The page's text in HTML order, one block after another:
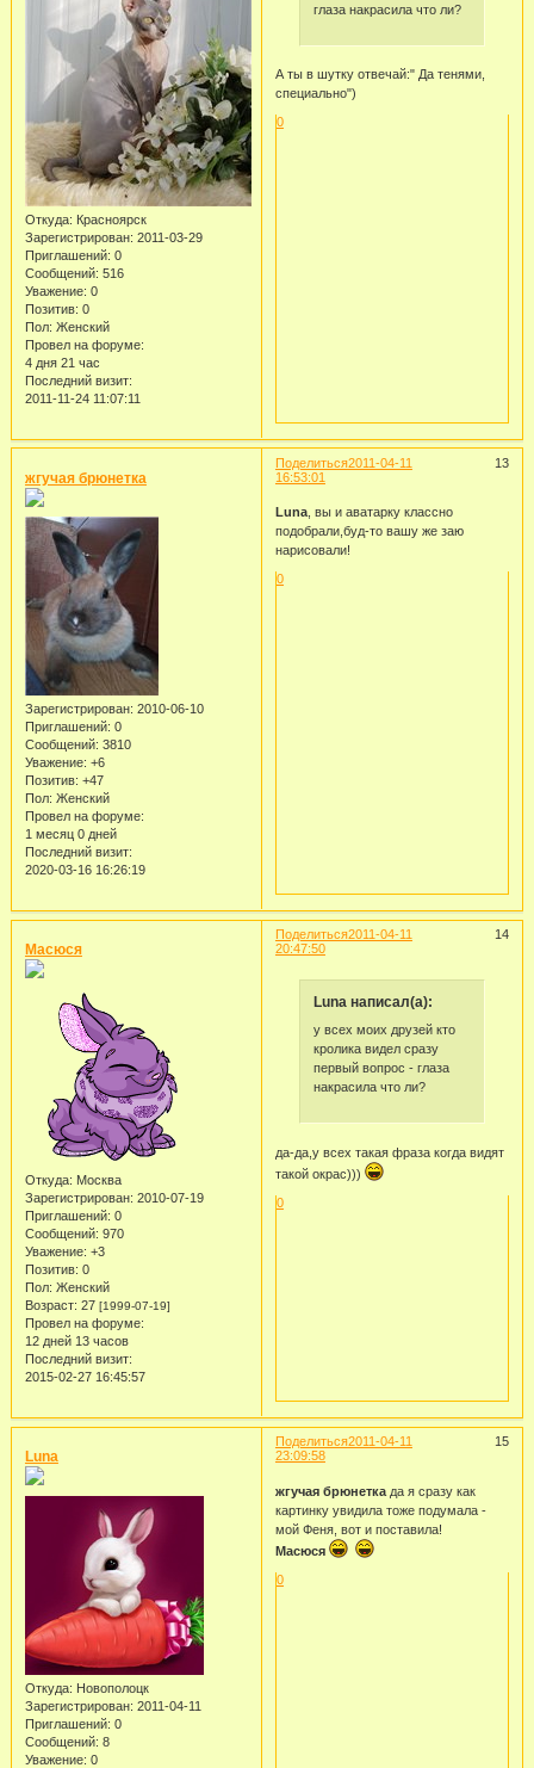
Откуда: Красноярск
Зарегистрирован: 2011-03-29
Приглашений: 0
Сообщений: 516
Уважение: 0
Позитив: 0
Пол: Женский
Провел на форуме:
4 дня 21 час
Последний визит:
2011-11-24 11:07:11
глаза накрасила что ли?
А ты в шутку отвечай:" Да тенями,
специально")
0
Поделиться 13
2011-04-11
16:53:01
жгучая брюнетка
Зарегистрирован: 2010-06-10
Приглашений: 0
Сообщений: 3810
Уважение: +6
Позитив: +47
Пол: Женский
Провел на форуме:
1 месяц 0 дней
Последний визит:
2020-03-16 16:26:19
Luna, вы и аватарку классно
подобрали,буд-то вашу же заю
нарисовали!
0
Поделиться 14
2011-04-11
20:47:50
Масюся
Откуда: Москва
Зарегистрирован: 2010-07-19
Приглашений: 0
Сообщений: 970
Уважение: +3
Позитив: 0
Пол: Женский
Возраст: 27 [1999-07-19]
Провел на форуме:
12 дней 13 часов
Последний визит:
2015-02-27 16:45:57
Luna написал(а):
у всех моих друзей кто
кролика видел сразу
первый вопрос - глаза
накрасила что ли?
да-да,у всех такая фраза когда видят
такой окрас)))
0
Поделиться 15
2011-04-11
23:09:58
Luna
Откуда: Новополоцк
Зарегистрирован: 2011-04-11
Приглашений: 0
Сообщений: 8
Уважение: 0
жгучая брюнеткада я сразу как
картинку увидила тоже подумала -
мой Феня, вот и поставила!
Масюся
0